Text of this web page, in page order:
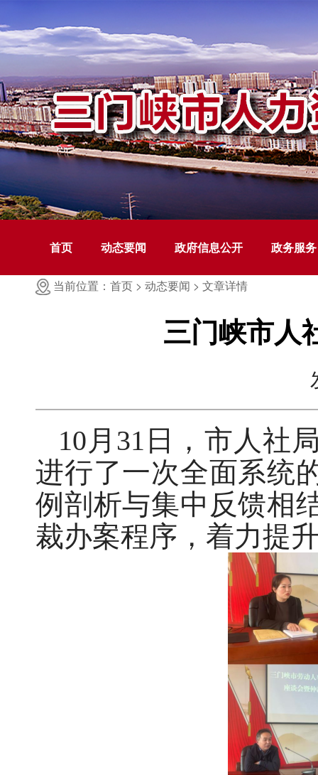
首页 动态要闻 政府信息公开 政务服务
当前位置：首页 > 动态要闻 > 文章详情
三门峡市人
10月31日，市人社
进行了一次全面系统
例剖析与集中反馈相
裁办案程序，着力提